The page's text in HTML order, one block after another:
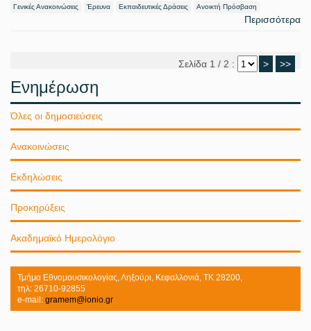
Γενικές Ανακοινώσεις Έρευνα Εκπαιδευτικές Δράσεις Ανοικτή Πρόσβαση
Περισσότερα
Σελίδα 1 / 2 : > >>
Ενημέρωση
Όλες οι δημοσιεύσεις
Ανακοινώσεις
Εκδηλώσεις
Προκηρύξεις
Ακαδημαϊκό Ημερολόγιο
Τμήμα Εθνομουσικολογίας, Ληξούρι, Κεφαλλονιά, ΤΚ 28200,
τηλ: 26710-92855
e-mail: gramem@ionio.gr